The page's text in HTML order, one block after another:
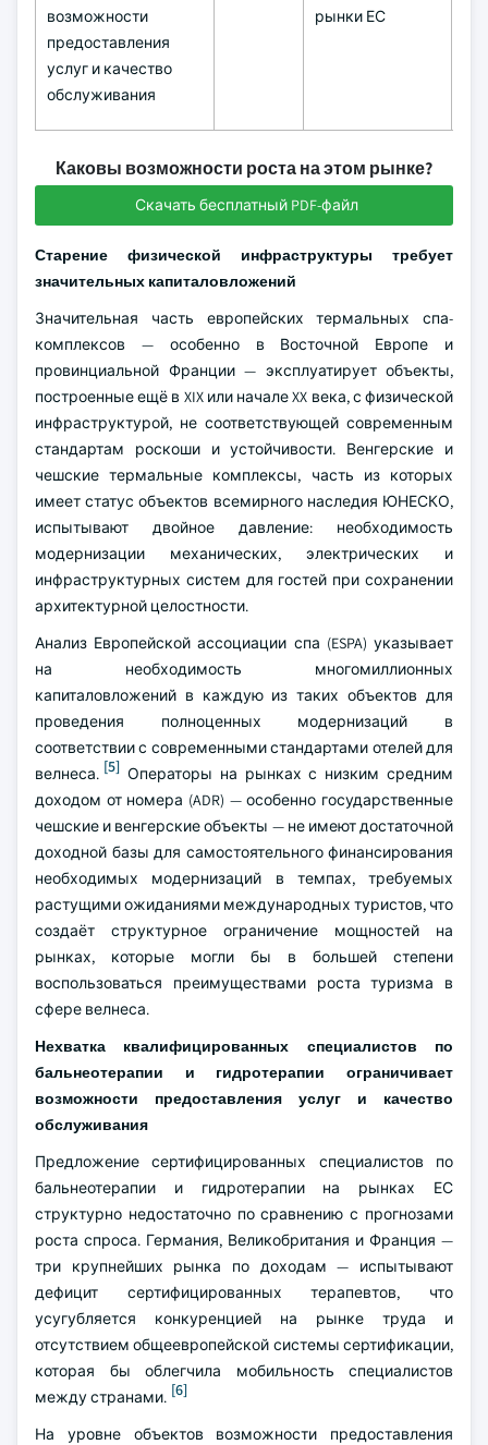
возможности
предоставления
услуг и качество
обслуживания
рынки ЕС
Каковы возможности роста на этом рынке?
Скачать бесплатный PDF-файл
Старение физической инфраструктуры требует
значительных капиталовложений
Значительная часть европейских термальных спа-
комплексов — особенно в Восточной Европе и
провинциальной Франции — эксплуатирует объекты,
построенные ещё в XIX или начале XX века, с физической
инфраструктурой, не соответствующей современным
стандартам роскоши и устойчивости. Венгерские и
чешские термальные комплексы, часть из которых
имеет статус объектов всемирного наследия ЮНЕСКО,
испытывают двойное давление: необходимость
модернизации механических, электрических и
инфраструктурных систем для гостей при сохранении
архитектурной целостности.
Анализ Европейской ассоциации спа (ESPA) указывает
на необходимость многомиллионных
капиталовложений в каждую из таких объектов для
проведения полноценных модернизаций в
соответствии с современными стандартами отелей для
велнеса. [5] Операторы на рынках с низким средним
доходом от номера (ADR) — особенно государственные
чешские и венгерские объекты — не имеют достаточной
доходной базы для самостоятельного финансирования
необходимых модернизаций в темпах, требуемых
растущими ожиданиями международных туристов, что
создаёт структурное ограничение мощностей на
рынках, которые могли бы в большей степени
воспользоваться преимуществами роста туризма в
сфере велнеса.
Нехватка квалифицированных специалистов по
бальнеотерапии и гидротерапии ограничивает
возможности предоставления услуг и качество
обслуживания
Предложение сертифицированных специалистов по
бальнеотерапии и гидротерапии на рынках ЕС
структурно недостаточно по сравнению с прогнозами
роста спроса. Германия, Великобритания и Франция —
три крупнейших рынка по доходам — испытывают
дефицит сертифицированных терапевтов, что
усугубляется конкуренцией на рынке труда и
отсутствием общеевропейской системы сертификации,
которая бы облегчила мобильность специалистов
между странами. [6]
На уровне объектов возможности предоставления